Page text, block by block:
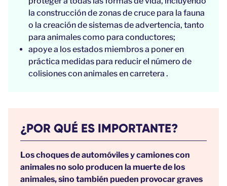
la construcción de zonas de cruce para la fauna
o la creación de sistemas de advertencia, tanto
para animales como para conductores;
apoye a los estados miembros a poner en
práctica medidas para reducir el número de
colisiones con animales en carretera .
¿POR QUÉ ES IMPORTANTE?
Los choques de automóviles y camiones con
animales no solo producen la muerte de los
animales, sino también pueden provocar graves